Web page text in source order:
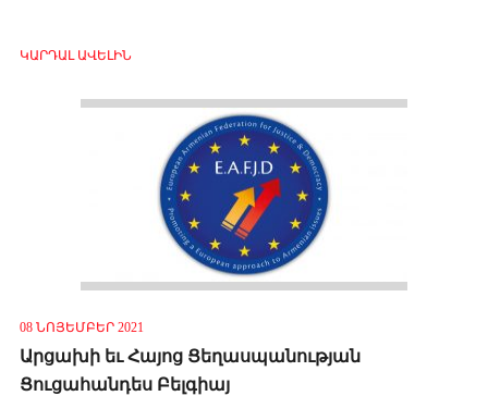
ԿԱՐԴԱԼ ԱՎԵԼԻՆ
08 ՆՈՅԵՄԲԵՐ 2021
Արցախի եւ Հայոց Ցեղասպանության
Ցուցահանդես Բելգիայ